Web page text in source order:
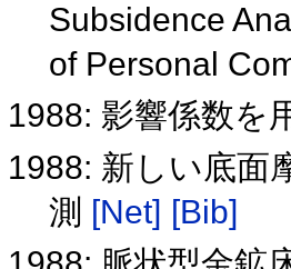
Subsidence
of Personal
1988: 影響係数を
1988: 新しい底面
測 [Net] [Bib]